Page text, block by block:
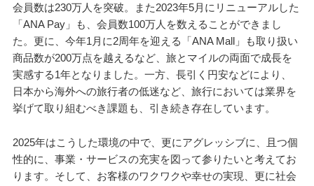
会員数は230万人を突破。また2023年5月にリニューアルした
「ANA Pay」も、会員数100万人を数えることができまし
た。更に、今年1月に2周年を迎える「ANA Mall」も取り扱い
商品数が200万点を越えるなど、旅とマイルの両面で成長を
実感する1年となりました。一方、長引く円安などにより、
日本から海外への旅行者の低迷など、旅行においては業界を
挙げて取り組むべき課題も、引き続き存在しています。
2025年はこうした環境の中で、更にアグレッシブに、且つ個
性的に、事業・サービスの充実を図って参りたいと考えてお
ります。そして、お客様のワクワクや幸せの実現、更に社会